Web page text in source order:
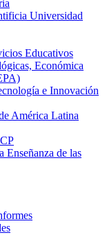
Universidad
Educativos
Económica
e Innovación
América Latina
Enseñanza de las